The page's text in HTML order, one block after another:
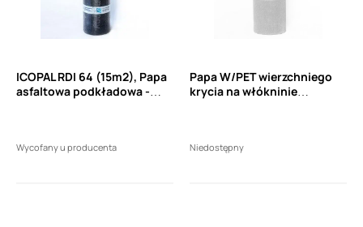
ICOPAL RDI 64 (15m2), Papa
asfaltowa podkładowa -
Wycofany u producenta
Papa W/PET wierzchniego
krycia na włókninie
nowoczesny zamiennik
Niedostępny